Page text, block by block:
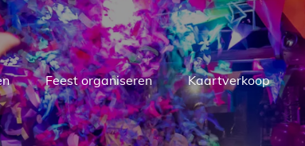
Feest organiseren Kaartverkoop